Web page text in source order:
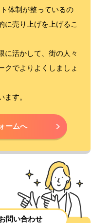
体制が整っているの
に売り上げを上げるこ
に活かして、街の人々
クでよりよくしましょ
す。
ームへ
問い合わせ